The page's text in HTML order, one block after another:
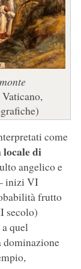
come
locale di
angelico e
inizi VI
frutto
secolo)
quel
dominazione